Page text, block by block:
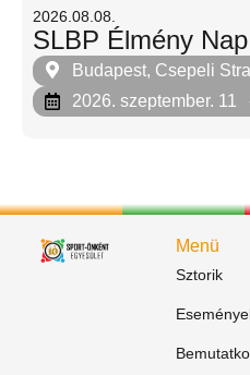
2026.08.08.
SLBP Élmény Nap
Budapest, Csepeli
2026. szeptember. 11
Menü
Sztorik